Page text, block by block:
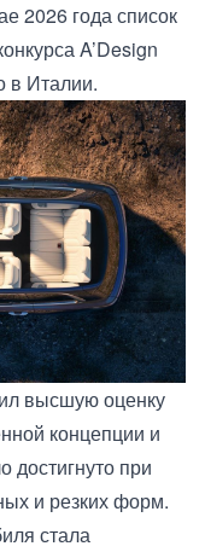
2026 года список
A’Design
в Италии.
высшую оценку
концепции и
достигнуто при
и резких форм.
стала